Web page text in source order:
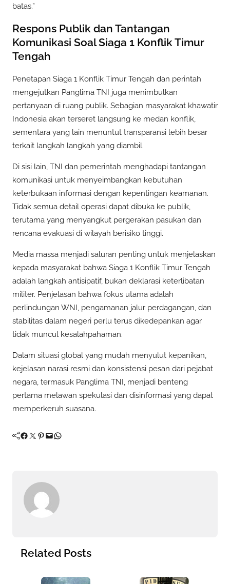
batas.”
Respons Publik dan Tantangan
Komunikasi Soal Siaga 1 Konflik Timur
Tengah
Penetapan Siaga 1 Konflik Timur Tengah dan perintah
mengejutkan Panglima TNI juga menimbulkan
pertanyaan di ruang publik. Sebagian masyarakat khawatir
Indonesia akan terseret langsung ke medan konflik,
sementara yang lain menuntut transparansi lebih besar
terkait langkah langkah yang diambil.
Di sisi lain, TNI dan pemerintah menghadapi tantangan
komunikasi untuk menyeimbangkan kebutuhan
keterbukaan informasi dengan kepentingan keamanan.
Tidak semua detail operasi dapat dibuka ke publik,
terutama yang menyangkut pergerakan pasukan dan
rencana evakuasi di wilayah berisiko tinggi.
Media massa menjadi saluran penting untuk menjelaskan
kepada masyarakat bahwa Siaga 1 Konflik Timur Tengah
adalah langkah antisipatif, bukan deklarasi keterlibatan
militer. Penjelasan bahwa fokus utama adalah
perlindungan WNI, pengamanan jalur perdagangan, dan
stabilitas dalam negeri perlu terus dikedepankan agar
tidak muncul kesalahpahaman.
Dalam situasi global yang mudah menyulut kepanikan,
kejelasan narasi resmi dan konsistensi pesan dari pejabat
negara, termasuk Panglima TNI, menjadi benteng
pertama melawan spekulasi dan disinformasi yang dapat
memperkeruh suasana.
Facebook Twitter Pinterest Mail WhatsApp
Related Posts